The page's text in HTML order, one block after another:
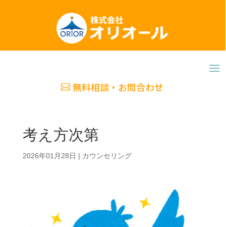
無料相談・お問合わせ
考え方次第
2026年01月28日 | カウンセリング